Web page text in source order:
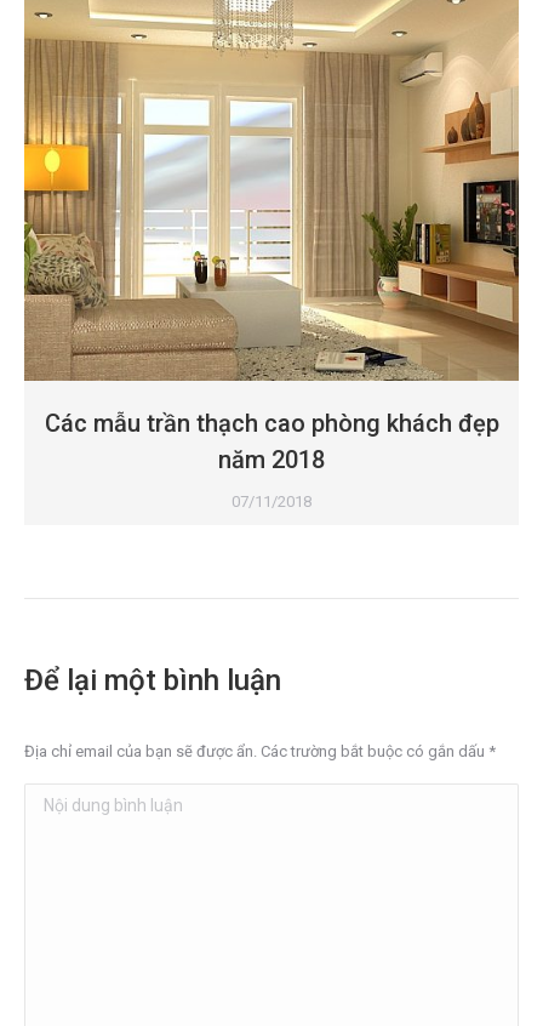
Các mẫu trần thạch cao phòng khách đẹp
năm 2018
07/11/2018
Để lại một bình luận
Địa chỉ email của bạn sẽ được ẩn. Các trường bắt buộc có gắn dấu *
Nội dung bình luận